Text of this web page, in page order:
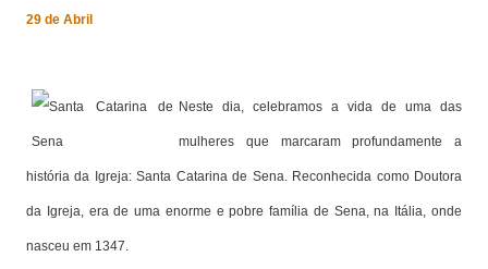
29 de Abril
Neste dia, celebramos a vida de uma das
mulheres que marcaram profundamente a
história da Igreja: Santa Catarina de Sena. Reconhecida como Doutora
da Igreja, era de uma enorme e pobre família de Sena, na Itália, onde
nasceu em 1347.